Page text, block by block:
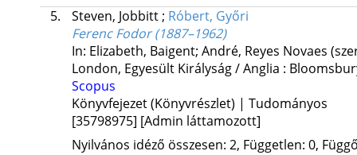
5.
Steven, Jobbitt; Róbert, Győri
Ferenc Fodor (1887–1962)
In: Elizabeth, Baigent; André, Reyes Novaes
London, Egyesült Királyság / Anglia :
Scopus
Könyvfejezet (Könyvrészlet) | Tudományos
[35798975] [Admin láttamozott]
Nyilvános idéző összesen: 2, Független: 0,